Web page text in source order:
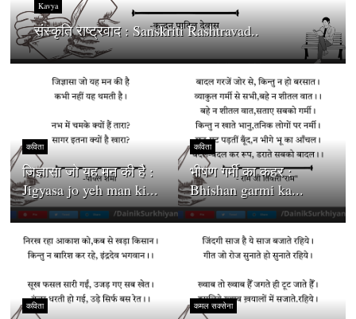
Kavya
संस्कृति राष्ट्रवाद : Sanskriti Rashtravad..
कविता
जिज्ञासा जो यह मन की है :
Jigyasa jo yeh man ki...
कविता
भीषण गर्मी का कहर :
Bhishan garmi ka...
कविता कमल सक्सेना